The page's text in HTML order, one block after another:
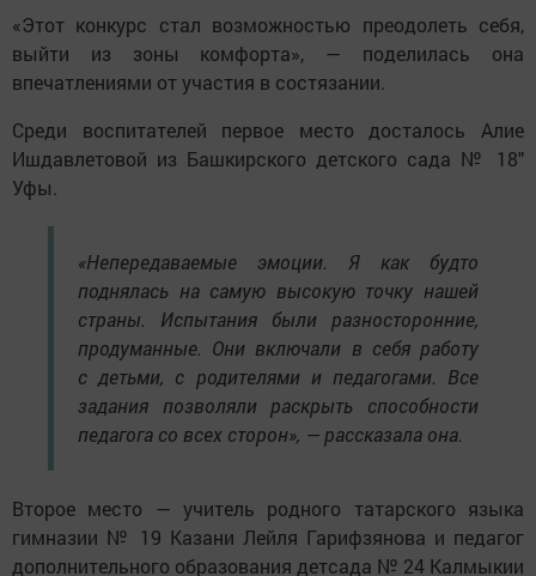
«Этот конкурс стал возможностью преодолеть себя,
выйти из зоны комфорта», — поделилась она
впечатлениями от участия в состязании.
Среди воспитателей первое место досталось Алие
Ишдавлетовой из Башкирского детского сада № 18″
Уфы.
«Непередаваемые эмоции. Я как будто
поднялась на самую высокую точку нашей
страны. Испытания были разносторонние,
продуманные. Они включали в себя работу
с детьми, с родителями и педагогами. Все
задания позволяли раскрыть способности
педагога со всех сторон», — рассказала она.
Второе место — учитель родного татарского языка
гимназии № 19 Казани Лейля Гарифзянова и педагог
дополнительного образования детсада № 24 Калмыкии